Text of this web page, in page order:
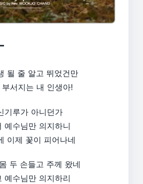
될 줄 알고 뛰었건만
서지는 내 인생아!
기루가 아니던가
예수님만 의지하니
이제 꽃이 피어나네
두 손들고 주께 왔네
예수님만 의지하리